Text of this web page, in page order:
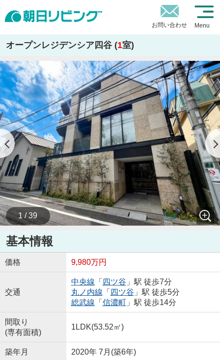
お問い合わせ Menu
オープンレジデンシア四谷 (1室)
1 / 39
基本情報
価格 9,980万円
交通
中央線 「 四ツ谷 」駅 徒歩7分
丸ノ内線 「 四ツ谷 」駅 徒歩5分
総武線 「 信濃町」駅 徒歩14分
間取り
(専有面積)
1LDK(53.52㎡)
築年月 2020年 7月(築6年)